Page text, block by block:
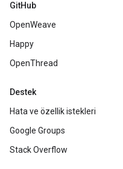
GitHub
OpenWeave
Happy
OpenThread
Destek
Hata ve özellik istekleri
Google Groups
Stack Overflow